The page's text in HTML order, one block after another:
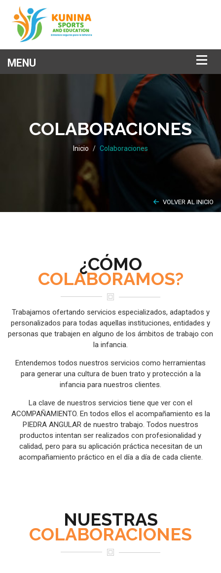
COLABORACIONES
Inicio Colaboraciones
VOLVER AL INICIO
¿CÓMO
COLABORAMOS?
Trabajamos ofertando servicios especializados, adaptados y
personalizados para todas aquellas instituciones, entidades y
personas que trabajen en alguno de los ámbitos de trabajo con
la infancia.
Entendemos todos nuestros servicios como herramientas
para generar una cultura de buen trato y protección a la
infancia para nuestros clientes.
La clave de nuestros servicios tiene que ver con el
ACOMPAÑAMIENTO. En todos ellos el acompañamiento es la
PIEDRA ANGULAR de nuestro trabajo. Todos nuestros
productos intentan ser realizados con profesionalidad y
calidad, pero para su aplicación práctica necesitan de un
acompañamiento práctico en el día a día de cada cliente.
NUESTRAS
COLABORACIONES